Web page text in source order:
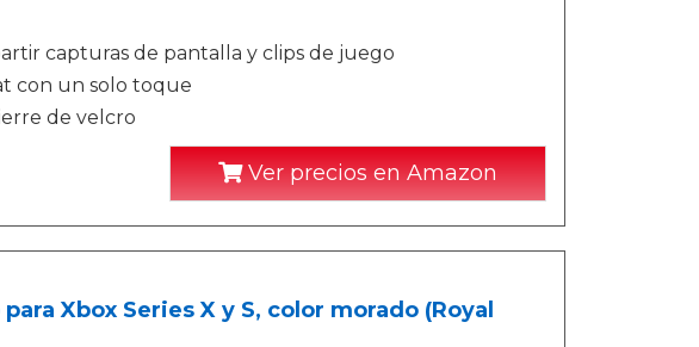
capturas de pantalla y clips de juego
con un solo toque
de velcro
Ver precios en Amazon
Xbox Series X y S, color morado (Royal